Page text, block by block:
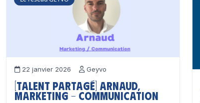
22 janvier 2026 Geyvo
[Talent partagé] Arnaud,
Marketing – Communication